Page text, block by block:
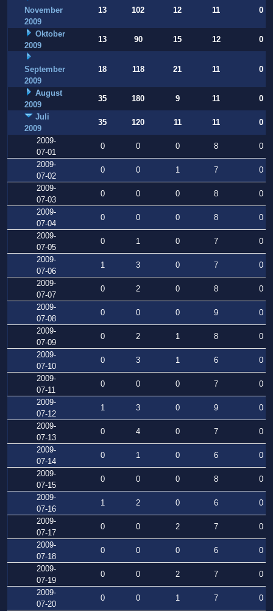
November
2009
13 102 12 11 0
Oktober
2009
13 90 15 12 0
September
2009
18 118 21 11 0
August
2009
35 180 9 11
0
Juli
2009
35 120 11 11
0
2009-
07-01
0 0 0 8
0
2009-
07-02
0 0 1 7
0
2009-
07-03
0 0 0 8
0
2009-
07-04
0 0 0 8
0
2009-
07-05
0 1 0 7
0
2009-
07-06
1 3 0 7
0
2009-
07-07
0 2 0 8
0
2009-
07-08
0 0 0 9
0
2009-
07-09
0 2 1 8
0
2009-
07-10
0 3 1 6
0
2009-
07-11
0 0 0 7
0
2009-
07-12
1 3 0 9
0
2009-
07-13
0 4 0 7
0
2009-
07-14
0 1 0 6
0
2009-
07-15
0 0 0 8
0
2009-
07-16
1 2 0 6
0
2009-
07-17
0 0 2 7
0
2009-
07-18
0 0 0 6
0
2009-
07-19
0 0 2 7
0
2009-
07-20
0 0 1 7
0